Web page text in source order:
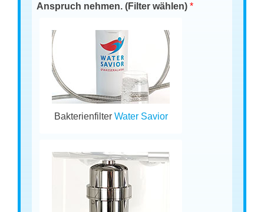
Anspruch nehmen. (Filter wählen)*
Bakterienfilter Water Savior